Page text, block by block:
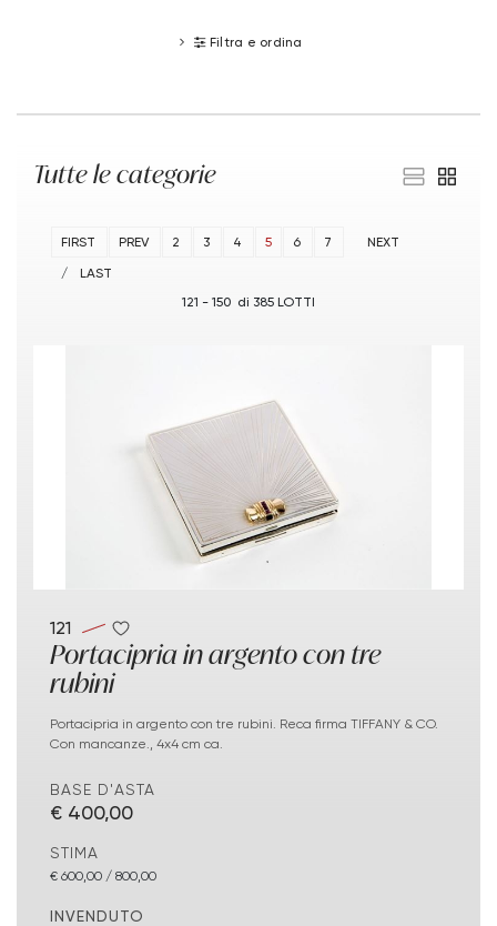
Filtra e ordina
Tutte le categorie
121 - 150 di 385 LOTTI
FIRST PREV 2 3 4 5 6 7
NEXT
LAST
121
Portacipria in argento con tre
rubini
Portacipria in argento con tre rubini. Reca firma TIFFANY & CO.
Con mancanze., 4x4 cm ca.
BASE D'ASTA
€ 400,00
STIMA
€ 600,00 / 800,00
INVENDUTO